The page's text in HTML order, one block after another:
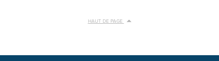
HAUT DE PAGE